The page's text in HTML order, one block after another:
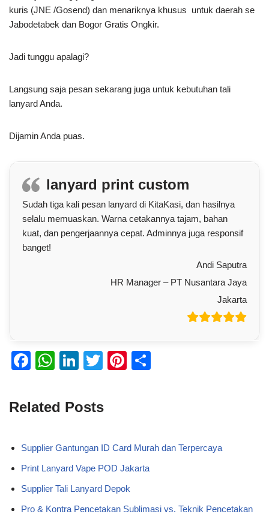
kuris (JNE /Gosend) dan menariknya khusus untuk daerah se
Jabodetabek dan Bogor Gratis Ongkir.
Jadi tunggu apalagi?
Langsung saja pesan sekarang juga untuk kebutuhan tali
lanyard Anda.
Dijamin Anda puas.
lanyard print custom
Sudah tiga kali pesan lanyard di KitaKasi, dan hasilnya
selalu memuaskan. Warna cetakannya tajam, bahan
kuat, dan pengerjaannya cepat. Adminnya juga responsif
banget!
Andi Saputra
HR Manager – PT Nusantara Jaya
Jakarta
F
c
e
o
o
k
W
at
s
p
p
Li
k
e
n
T
er
Pi
Related Posts
Supplier Gantungan ID Card Murah dan Terpercaya
Print Lanyard Vape POD Jakarta
Supplier Tali Lanyard Depok
Pro & Kontra Pencetakan Sublimasi vs. Teknik Pencetakan